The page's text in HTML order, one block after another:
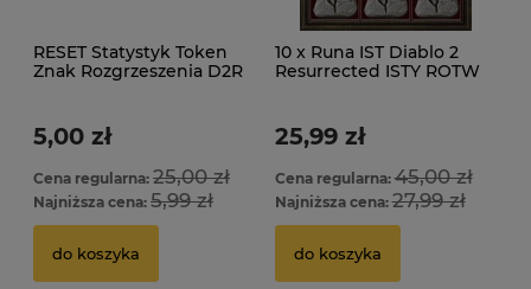
RESET Statystyk Token
Znak Rozgrzeszenia D2R
5,00 zł
Cena regularna: 25,00 zł
Najniższa cena: 5,99 zł
do koszyka
10 x Runa IST Diablo 2
Resurrected ISTY ROTW
25,99 zł
Cena regularna:45,00 zł
Najniższa cena:27,99 zł
do koszyka